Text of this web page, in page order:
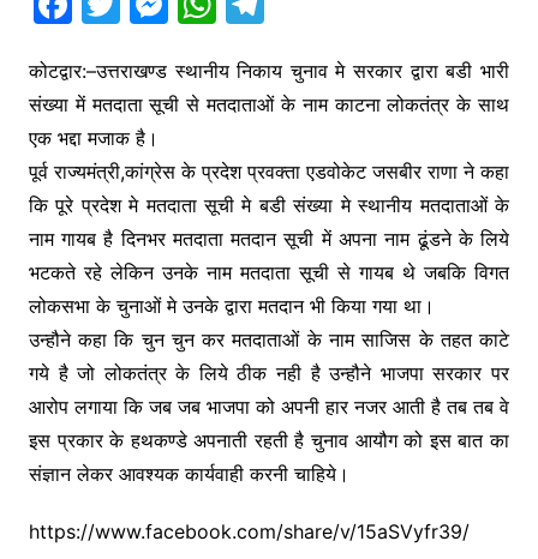
c
e
b
o
o
k
itt
er
s
s
e
n
g
er
at
s
A
p
p
e
gr
a
m
कोटद्वार:–उत्तराखण्ड स्थानीय निकाय चुनाव मे सरकार द्वारा बडी भारी
संख्या में मतदाता सूची से मतदाताओं के नाम काटना लोकतंत्र के साथ
एक भद्दा मजाक है।
पूर्व राज्यमंत्री,कांग्रेस के प्रदेश प्रवक्ता एडवोकेट जसबीर राणा ने कहा
कि पूरे प्रदेश मे मतदाता सूची मे बडी संख्या मे स्थानीय मतदाताओं के
नाम गायब है दिनभर मतदाता मतदान सूची में अपना नाम ढूंडने के लिये
भटकते रहे लेकिन उनके नाम मतदाता सूची से गायब थे जबकि विगत
लोकसभा के चुनाओं मे उनके द्वारा मतदान भी किया गया था।
उन्हौने कहा कि चुन चुन कर मतदाताओं के नाम साजिस के तहत काटे
गये है जो लोकतंत्र के लिये ठीक नही है उन्हौने भाजपा सरकार पर
आरोप लगाया कि जब जब भाजपा को अपनी हार नजर आती है तब तब वे
इस प्रकार के हथकण्डे अपनाती रहती है चुनाव आयौग को इस बात का
संज्ञान लेकर आवश्यक कार्यवाही करनी चाहिये।
https://www.facebook.com/share/v/15aSVyfr39/